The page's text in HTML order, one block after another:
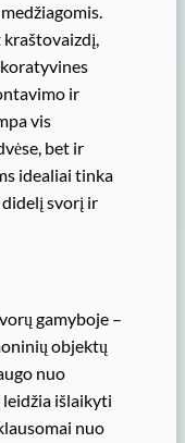
ir
vis
bet ir
idealiai tinka
svorį ir
gamyboje –
objektų
nuo
išlaikyti
nuo